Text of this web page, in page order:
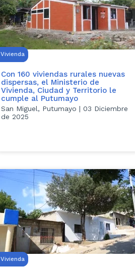
Vivienda
Con 160 viviendas rurales nuevas
dispersas, el Ministerio de
Vivienda, Ciudad y Territorio le
cumple al Putumayo
San Miguel, Putumayo | 03 Diciembre
de 2025
Vivienda